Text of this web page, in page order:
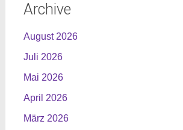
Archive
August 2026
Juli 2026
Mai 2026
April 2026
März 2026